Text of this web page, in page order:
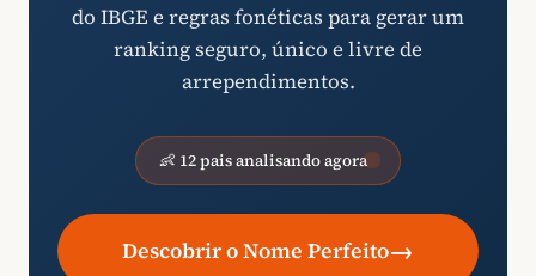
do IBGE e regras fonéticas para gerar um
ranking seguro, único e livre de
arrependimentos.
👶 12 pais analisando agora
Descobrir o Nome Perfeito→